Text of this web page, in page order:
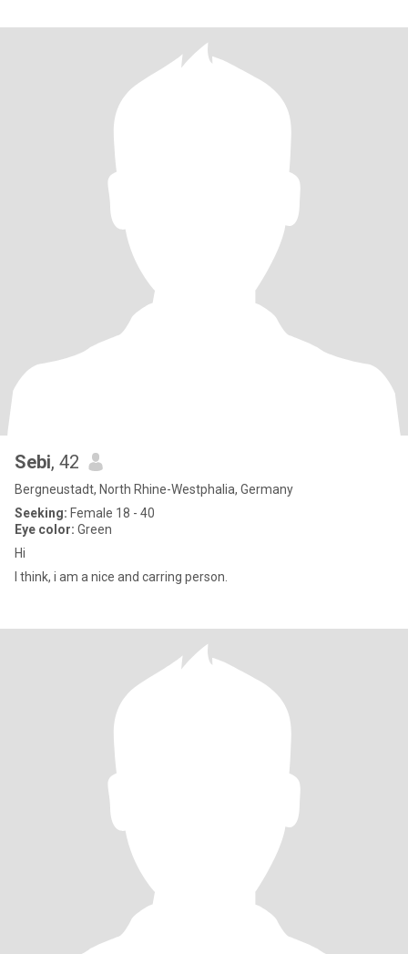
Sebi, 42
Bergneustadt, North Rhine-Westphalia, Germany
Seeking: Female 18 - 40
Eye color: Green
Hi
I think, i am a nice and carring person.